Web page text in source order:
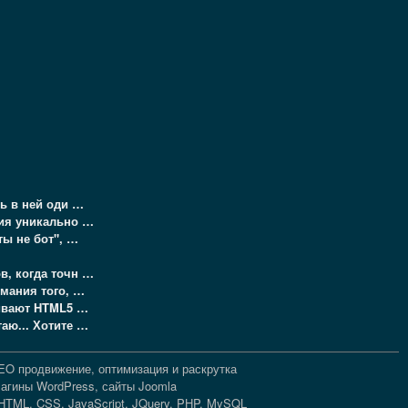
в ней оди …
уникально …
не бот", …
когда точн …
того, …
HTML5 …
Хотите …
продвижение, оптимизация и раскрутка
WordPress, сайты Joomla
CSS, JavaScript, JQuery, PHP, MySQL